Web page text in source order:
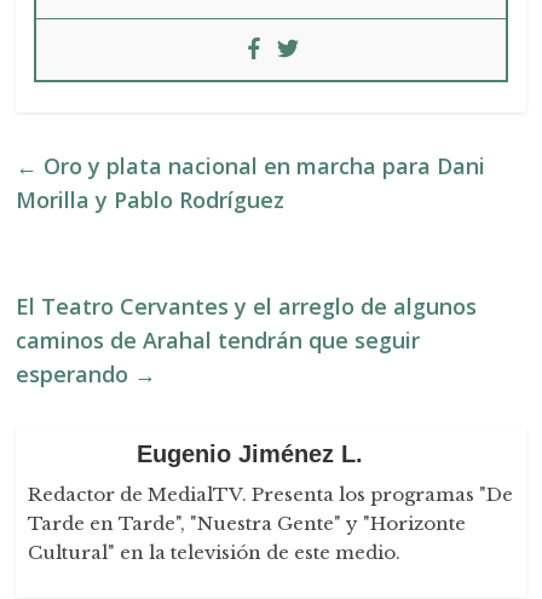
← Oro y plata nacional en marcha para Dani
Morilla y Pablo Rodríguez
El Teatro Cervantes y el arreglo de algunos
caminos de Arahal tendrán que seguir
esperando →
Eugenio Jiménez L.
Redactor de MedialTV. Presenta los programas "De
Tarde en Tarde", "Nuestra Gente" y "Horizonte
Cultural" en la televisión de este medio.